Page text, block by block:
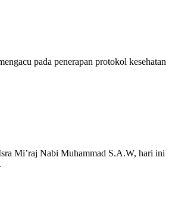
pada penerapan protokol kesehatan
Mi’raj Nabi Muhammad S.A.W, hari ini